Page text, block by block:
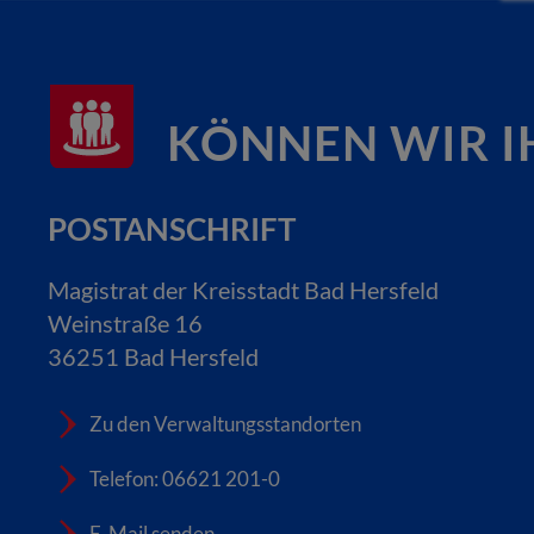
KÖNNEN WIR
POSTANSCHRIFT
Magistrat der Kreisstadt Bad Hersfeld
Weinstraße 16
36251 Bad Hersfeld
Zu den Verwaltungsstandorten
Telefon: 06621 201-0